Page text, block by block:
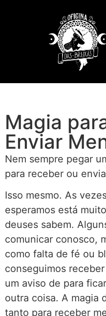
Magia
Enviar
Nem sempre pegar
para receber ou
Isso mesmo. As
esperamos está
deuses sabem.
comunicar conosco,
como falta de fé ou
conseguimos
um aviso de para
outra coisa. A magia
tanto para receber